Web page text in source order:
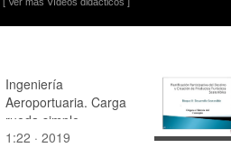
Ingeniería
Aeroportuaria. Carga
rueda simple
equivalente
1:22 · 2019